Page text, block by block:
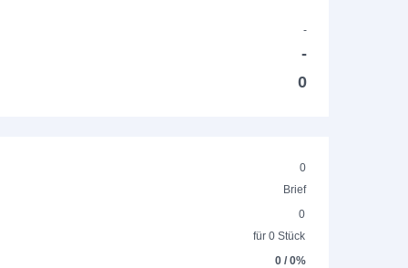
-
-
0
0
Brief
0
für 0 Stück
0 / 0%